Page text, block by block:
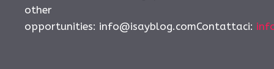
other
opportunities: info@isayblog.comContattaci: